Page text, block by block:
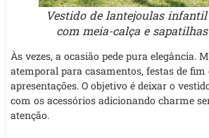
Vestido de lantejoulas
com meia-calça e
Às vezes, a ocasião pede pura elegância.
atemporal para casamentos, festas de fim
apresentações. O objetivo é deixar o
com os acessórios adicionando charme
atenção.